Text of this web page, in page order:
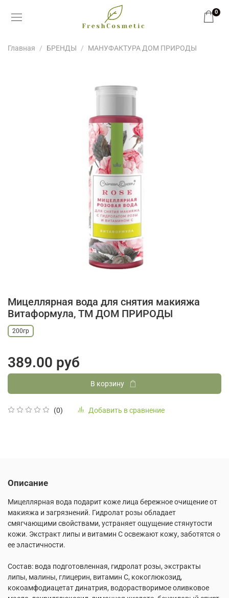
0
Главная БРЕНДЫ МАНУФАКТУРА ДОМ ПРИРОДЫ
Мицеллярная вода для снятия макияжа
Витаформула, ТМ ДОМ ПРИРОДЫ
(0) Добавить в сравнение
200гр
389.00 руб
В корзину
Описание
Мицеллярная вода подарит коже лица бережное очищение от
макияжа и загрязнений. Гидролат розы обладает
смягчающими свойствами, устраняет ощущение стянутости
кожи. Экстракт липы и витамин С освежают кожу, заботятся о
ее эластичности.
Состав: вода подготовленная, гидролат розы, экстракты
липы, малины, глицерин, витамин С, кокоглюкозид,
кокоамфодиацетат динатрия, водорастворимое оливковое